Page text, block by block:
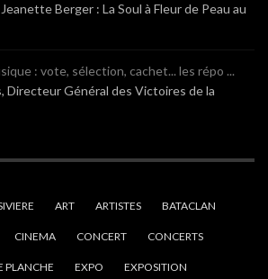
Jeanette Berger : La Soul à Fleur de Peau au
: vote, sélection, cachet... les répo ...
Directeur Général des Victoires de la
ART ARTISTES BATACLAN
CINEMA CONCERT CONCERTS
PLANCHE EXPO EXPOSITION